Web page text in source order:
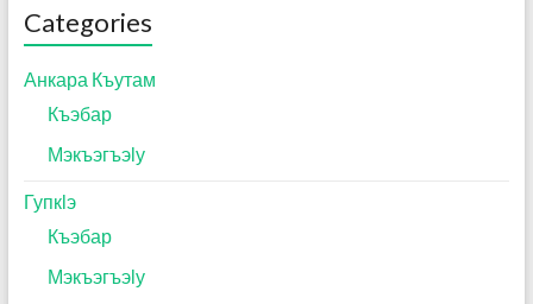
Categories
Анкара Къутам
Къэбар
Мэкъэгъэӏу
Гупкӏэ
Къэбар
Мэкъэгъэӏу